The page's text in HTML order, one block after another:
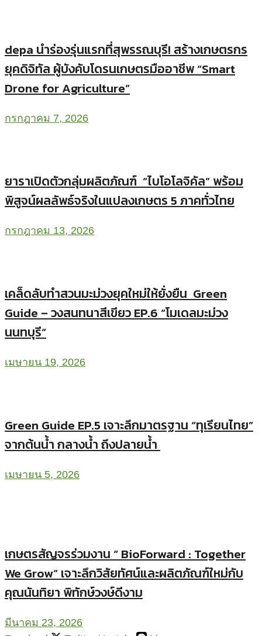
depa นำร่องรุ่นแรกที่สุพรรณบุรี! สร้างเกษตรกร
ยุคดิจิทัล ผู้บังคับโดรนเกษตรมืออาชีพ “Smart
Drone for Agriculture”
กรกฎาคม 7, 2026
ยาราเปิดตัวกลุ่มผลิตภัณฑ์ “ไบโอโลจิคัล” พร้อม
พิสูจน์ผลลัพธ์จริงในแปลงเกษตร 5 ภาคทั่วไทย
กรกฎาคม 13, 2026
เคล็ดลับทำสวนมะม่วงยุคใหม่ให้ยั่งยืน Green
Guide – วงสนทนาสีเขียว EP.6 “โมเดลมะม่วง
นนทบุรี”
เมษายน 19, 2026
Green Guide EP.5 เจาะลึกมาตรฐาน “ทุเรียนไทย”
จากต้นน้ำ กลางน้ำ ถึงปลายน้ำ
เมษายน 5, 2026
เกษตรสัญจรร่วมงาน “ BioForward : Together
We Grow” เจาะลึกวิสัยทัศน์และผลิตภัณฑ์ใหม่กับ
คุณนันทิยา พิทักษ์วงษ์ดีงาม
มีนาคม 23, 2026